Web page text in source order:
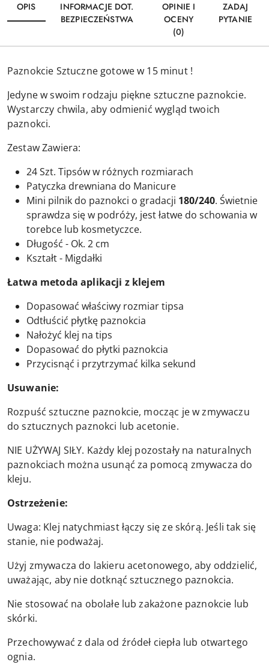
OPIS
INFORMACJE DOT.
BEZPIECZEŃSTWA
OPINIE I
OCENY
(0)
ZADAJ
PYTANIE
Paznokcie Sztuczne gotowe w 15 minut !
Jedyne w swoim rodzaju piękne sztuczne paznokcie.
Wystarczy chwila, aby odmienić wygląd twoich
paznokci.
Zestaw Zawiera:
24 Szt. Tipsów w różnych rozmiarach
Patyczka drewniana do Manicure
Mini pilnik do paznokci o gradacji 180/240. Świetnie
sprawdza się w podróży, jest łatwe do schowania w
torebce lub kosmetyczce.
Długość - Ok. 2 cm
Kształt - Migdałki
Łatwa metoda aplikacji z klejem
Dopasować właściwy rozmiar tipsa
Odtłuścić płytkę paznokcia
Nałożyć klej na tips
Dopasować do płytki paznokcia
Przycisnąć i przytrzymać kilka sekund
Usuwanie:
Rozpuść sztuczne paznokcie, mocząc je w zmywaczu
do sztucznych paznokci lub acetonie.
NIE UŻYWAJ SIŁY. Każdy klej pozostały na naturalnych
paznokciach można usunąć za pomocą zmywacza do
kleju.
Ostrzeżenie:
Uwaga: Klej natychmiast łączy się ze skórą. Jeśli tak się
stanie, nie podważaj.
Użyj zmywacza do lakieru acetonowego, aby oddzielić,
uważając, aby nie dotknąć sztucznego paznokcia.
Nie stosować na obolałe lub zakażone paznokcie lub
skórki.
Przechowywać z dala od źródeł ciepła lub otwartego
ognia.